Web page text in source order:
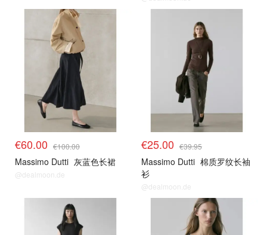
€60.00 €100.00
Massimo Dutti 灰蓝色长裙
@dealmoon.de
€25.00 €39.95
Massimo Dutti 棉质罗纹长袖
衫
@dealmoon.de